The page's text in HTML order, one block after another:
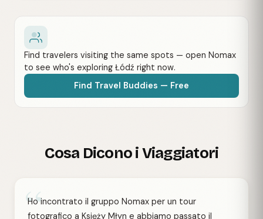
Find travelers visiting the same spots — open Nomax
to see who's exploring Łódź right now.
Find Travel Buddies — Free
Cosa Dicono i Viaggiatori
“
Ho incontrato il gruppo Nomax per un tour
fotografico a Księży Młyn e abbiamo passato il